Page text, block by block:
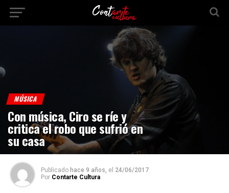
MÚSICA
Con música, Ciro se ríe y
critica el robo que sufrió en
su casa
Publicado hace 9 años, el 24/06/2017
Por Contarte Cultura